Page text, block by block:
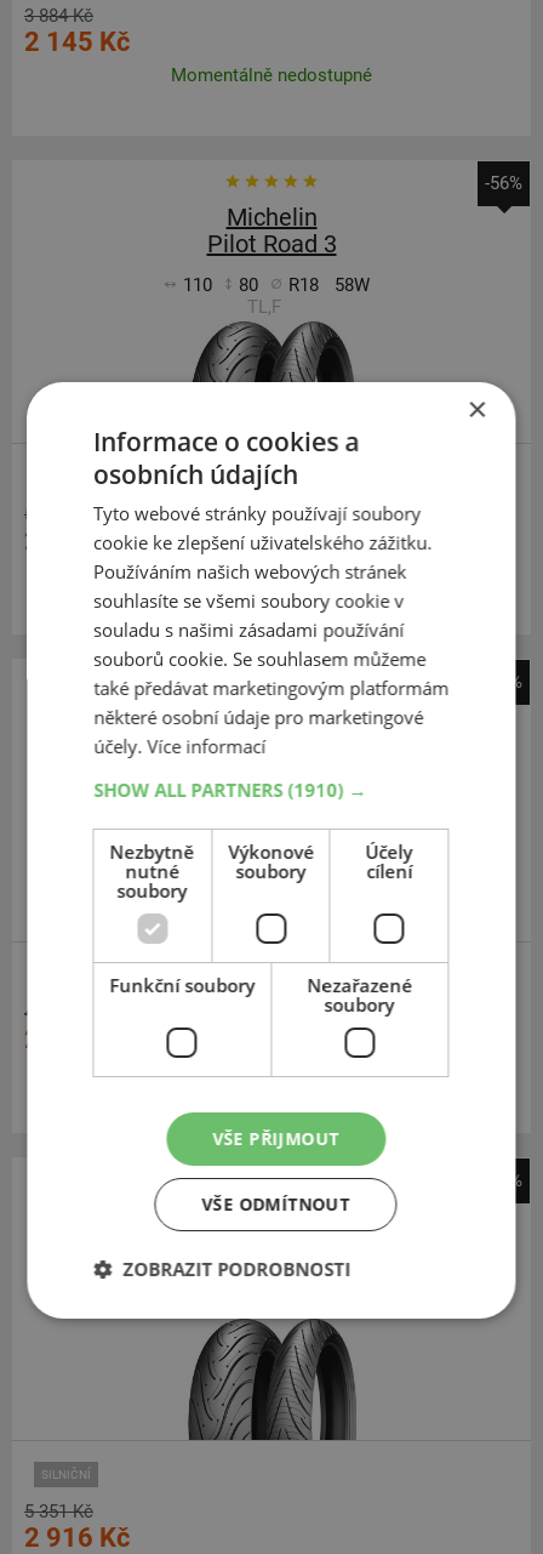
3 884 Kč
2 145 Kč
Momentálně nedostupné
-56%
Michelin
Pilot Road 3
110 80 R18
58W
TL,F
5 825 Kč
2 588 Kč
Momentálně nedostupné
-41%
Michelin
Pilot Road 4 Scooter
120 70 R15
56H
4 521 Kč
2 668 Kč
Momentálně nedostupné
-46%
Michelin
Pilot Road 3
120 70 R17
58W
SILNIČNÍ
5 351 Kč
2 916 Kč
×
Informace o cookies a
osobních údajích
Tyto webové stránky používají soubory
cookie ke zlepšení uživatelského zážitku.
Používáním našich webových stránek
souhlasíte se všemi soubory cookie v
souladu s našimi zásadami používání
souborů cookie. Se souhlasem můžeme
také předávat marketingovým platformám
některé osobní údaje pro marketingové
účely.Více informací
SHOW ALL PARTNERS(1910) →
Nezbytně
nutné
soubory
Výkonové
soubory
Účely
cílení
Funkční soubory
Nezařazené
soubory
VŠE PŘIJMOUT
VŠE ODMÍTNOUT
ZOBRAZIT PODROBNOSTI